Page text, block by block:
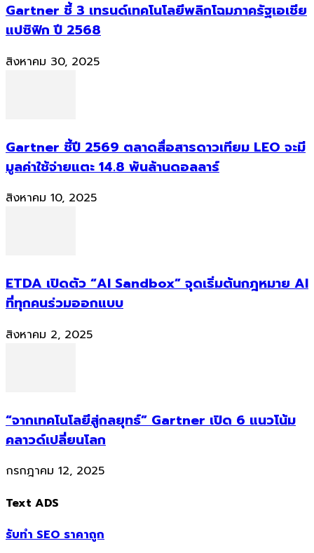
Gartner ชี้ 3 เทรนด์เทคโนโลยีพลิกโฉมภาครัฐเอเชีย
แปซิฟิก ปี 2568
สิงหาคม 30, 2025
Gartner ชี้ปี 2569 ตลาดสื่อสารดาวเทียม LEO จะมี
มูลค่าใช้จ่ายแตะ 14.8 พันล้านดอลลาร์
สิงหาคม 10, 2025
ETDA เปิดตัว “AI Sandbox” จุดเริ่มต้นกฎหมาย AI
ที่ทุกคนร่วมออกแบบ
สิงหาคม 2, 2025
“จากเทคโนโลยีสู่กลยุทธ์” Gartner เปิด 6 แนวโน้ม
คลาวด์เปลี่ยนโลก
กรกฎาคม 12, 2025
Text ADS
รับทำ SEO ราคาถูก